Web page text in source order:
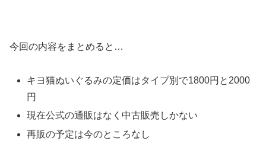
今回の内容をまとめると…
キヨ猫ぬいぐるみの定価はタイプ別で1800円と2000
円
現在公式の通販はなく中古販売しかない
再販の予定は今のところなし